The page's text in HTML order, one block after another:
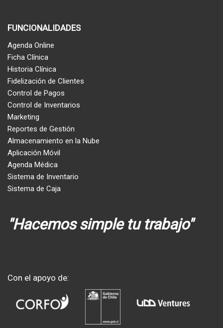
FUNCIONALIDADES
Agenda Online
Ficha Clínica
Historia Clínica
Fidelización de Clientes
Control de Pagos
Control de Inventarios
Marketing
Reportes de Gestión
Almacenamiento en la Nube
Aplicación Móvil
Agenda Médica
Sistema de Inventario
Sistema de Caja
"Hacemos simple tu trabajo"
Con el apoyo de: